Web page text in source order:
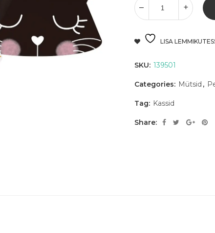
LISA
SKU: 139501
Categories: Mütsid ,
Tag: Kassid
Share: